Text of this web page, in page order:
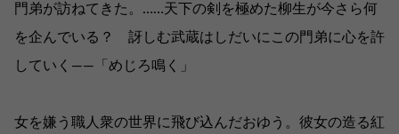
門弟が訪ねてきた。……天下の剣を極めた柳生が今さら何
を企んでいる？ 訝しむ武蔵はしだいにこの門弟に心を許
していく――「めじろ鳴く」
女を嫌う職人衆の世界に飛び込んだおゆう。彼女の造る紅